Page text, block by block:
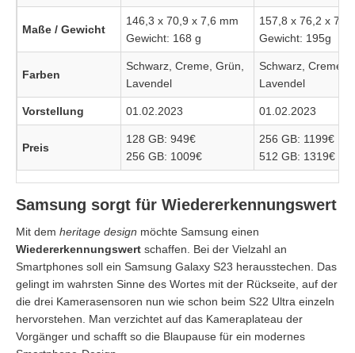
Maße / Gewicht
146,3 x 70,9 x 7,6 mm
Gewicht: 168 g
157,8 x 76,2 x 7,6
Gewicht: 195g
Farben
Schwarz, Creme, Grün,
Lavendel
Schwarz, Creme,
Lavendel
Vorstellung 01.02.2023 01.02.2023
Preis
128 GB: 949€
256 GB: 1009€
256 GB: 1199€
512 GB: 1319€
Samsung sorgt für Wiedererkennungswert
Mit dem heritage design möchte Samsung einen
Wiedererkennungswert schaffen. Bei der Vielzahl an
Smartphones soll ein Samsung Galaxy S23 herausstechen. Das
gelingt im wahrsten Sinne des Wortes mit der Rückseite, auf der
die drei Kamerasensoren nun wie schon beim S22 Ultra einzeln
hervorstehen. Man verzichtet auf das Kameraplateau der
Vorgänger und schafft so die Blaupause für ein modernes